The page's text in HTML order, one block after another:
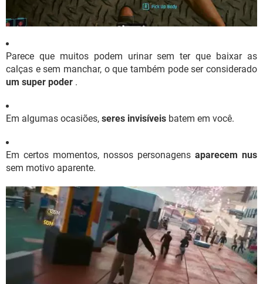
Parece que muitos podem urinar sem ter que baixar as
calças e sem manchar, o que também pode ser considerado
um super poder .
Em algumas ocasiões, seres invisíveis batem em você.
Em certos momentos, nossos personagens aparecem nus
sem motivo aparente.